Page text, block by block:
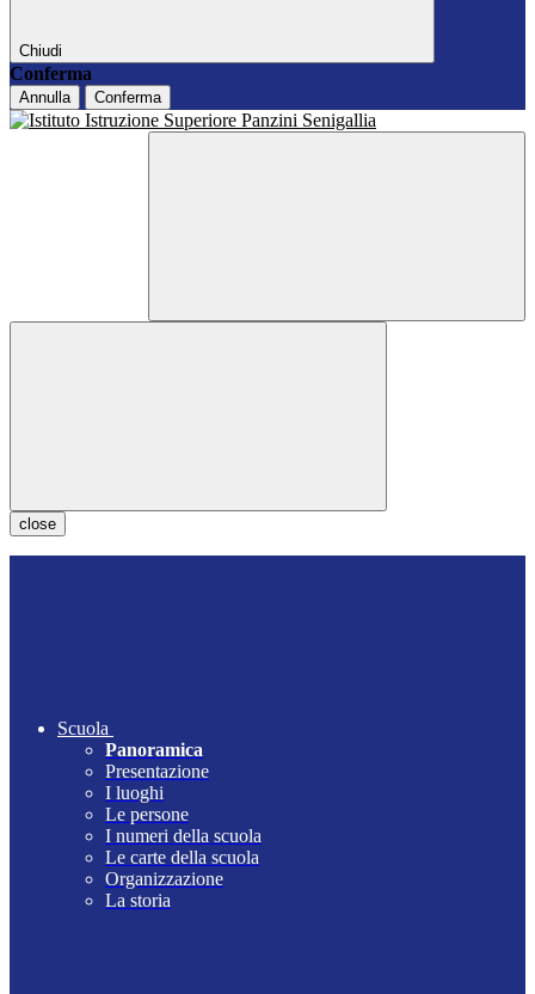
Chiudi
Conferma
Annulla Conferma
close
Scuola
Panoramica
Presentazione
I luoghi
Le persone
I numeri della scuola
Le carte della scuola
Organizzazione
La storia